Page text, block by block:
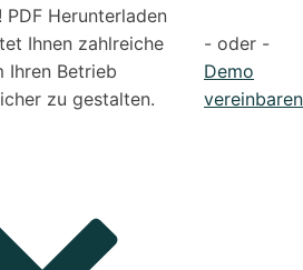
Herunterladen
Ihnen zahlreiche
Ihren Betrieb
zu gestalten.
- oder -
Demo
vereinbaren